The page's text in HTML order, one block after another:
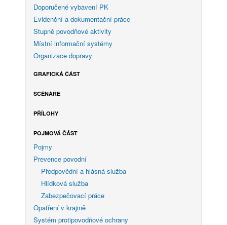
Doporučené vybavení PK
Evidenční a dokumentační práce
Stupně povodňové aktivity
Místní informační systémy
Organizace dopravy
GRAFICKÁ ČÁST
SCÉNÁŘE
PŘÍLOHY
POJMOVÁ ČÁST
Pojmy
Prevence povodní
Předpovědní a hlásná služba
Hlídková služba
Zabezpečovací práce
Opatření v krajině
Systém protipovodňové ochrany